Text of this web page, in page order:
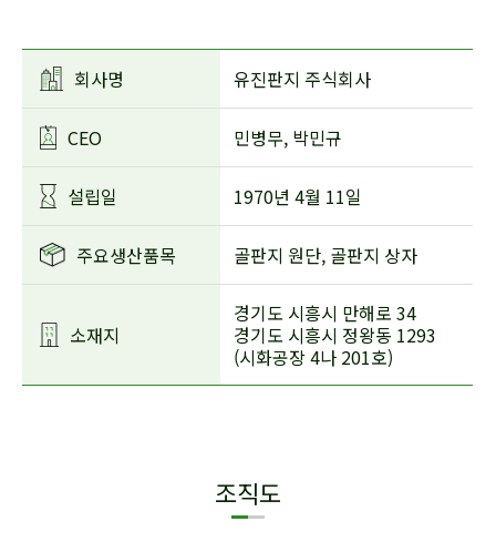
회사명 유진판지 주식회사
CEO 민병무, 박민규
설립일 1970년 4월 11일
주요생산품목 골판지 원단, 골판지 상자
소재지
경기도 시흥시 만해로 34
경기도 시흥시 정왕동 1293
(시화공장 4나 201호)
조직도